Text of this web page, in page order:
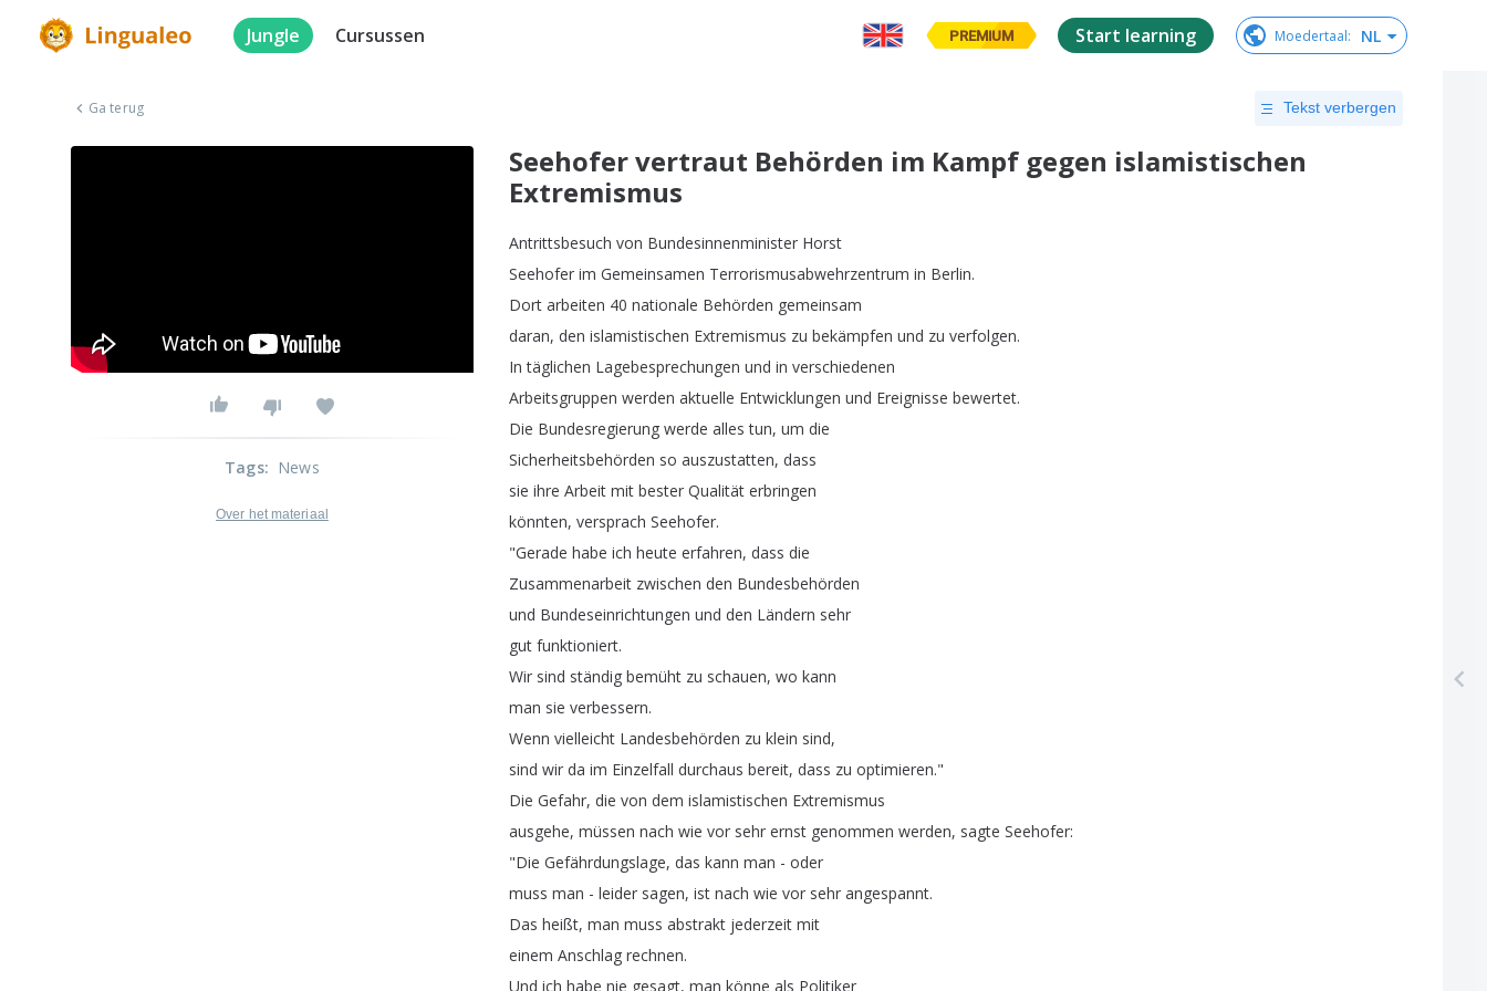
Jungle Cursussen PREMIUM Start learning Moedertaal: NL
Ga terug Tekst verbergen
Seehofer vertraut Behörden im Kampf gegen islamistischen
Extremismus
Antrittsbesuch von Bundesinnenminister Horst
Seehofer im Gemeinsamen Terrorismusabwehrzentrum in Berlin.
Dort arbeiten 40 nationale Behörden gemeinsam
daran, den islamistischen Extremismus zu bekämpfen und zu verfolgen.
In täglichen Lagebesprechungen und in verschiedenen
Arbeitsgruppen werden aktuelle Entwicklungen und Ereignisse bewertet.
Die Bundesregierung werde alles tun, um die
Sicherheitsbehörden so auszustatten, dass
sie ihre Arbeit mit bester Qualität erbringen
könnten, versprach Seehofer.
"Gerade habe ich heute erfahren, dass die
Zusammenarbeit zwischen den Bundesbehörden
und Bundeseinrichtungen und den Ländern sehr
gut funktioniert.
Wir sind ständig bemüht zu schauen, wo kann
man sie verbessern.
Wenn vielleicht Landesbehörden zu klein sind,
sind wir da im Einzelfall durchaus bereit, dass zu optimieren."
Die Gefahr, die von dem islamistischen Extremismus
ausgehe, müssen nach wie vor sehr ernst genommen werden, sagte Seehofer:
"Die Gefährdungslage, das kann man - oder
muss man - leider sagen, ist nach wie vor sehr angespannt.
Das heißt, man muss abstrakt jederzeit mit
einem Anschlag rechnen.
Und ich habe nie gesagt, man könne als Politiker
Tags: News
Over het materiaal